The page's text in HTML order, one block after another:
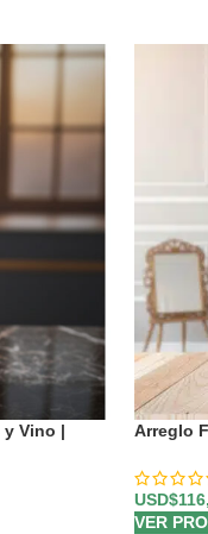
y Vino |
Arreglo
USD$
VER